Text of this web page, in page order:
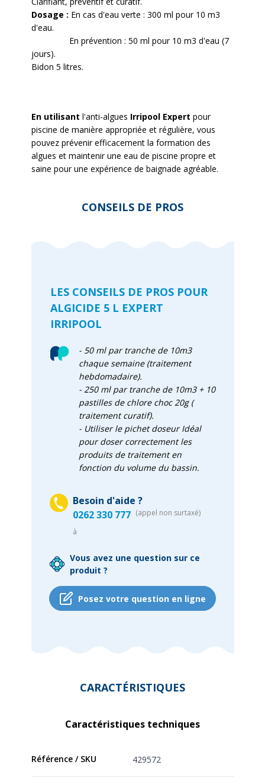
Dosage : En cas d'eau verte : 300 ml pour 10 m3
d'eau.
En prévention : 50 ml pour 10 m3 d'eau (7
jours).
Bidon 5 litres.
En utilisant l'anti-algues Irripool Expert pour
piscine de manière appropriée et régulière, vous
pouvez prévenir efficacement la formation des
algues et maintenir une eau de piscine propre et
saine pour une expérience de baignade agréable.
CONSEILS DE PROS
LES CONSEILS DE PROS POUR
ALGICIDE 5 L EXPERT
IRRIPOOL
- 50 ml par tranche de 10m3
chaque semaine (traitement
hebdomadaire).
- 250 ml par tranche de 10m3 + 10
pastilles de chlore choc 20g (
traitement curatif).
- Utiliser le pichet doseur Idéal
pour doser correctement les
produits de traitement en
fonction du volume du bassin.
Besoin d'aide ?
0262 330 777 (appel non surtaxé)
à
Vous avez une question sur ce
produit ?
Posez votre question en ligne
CARACTÉRISTIQUES
Caractéristiques techniques
Référence / SKU 429572